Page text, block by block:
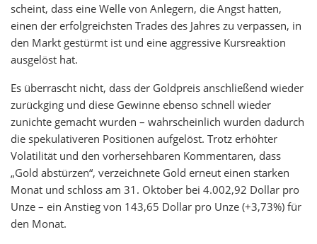
scheint, dass eine Welle von Anlegern, die Angst hatten,
einen der erfolgreichsten Trades des Jahres zu verpassen, in
den Markt gestürmt ist und eine aggressive Kursreaktion
ausgelöst hat.
Es überrascht nicht, dass der Goldpreis anschließend wieder
zurückging und diese Gewinne ebenso schnell wieder
zunichte gemacht wurden – wahrscheinlich wurden dadurch
die spekulativeren Positionen aufgelöst. Trotz erhöhter
Volatilität und den vorhersehbaren Kommentaren, dass
„Gold abstürzen“, verzeichnete Gold erneut einen starken
Monat und schloss am 31. Oktober bei 4.002,92 Dollar pro
Unze – ein Anstieg von 143,65 Dollar pro Unze (+3,73%) für
den Monat.